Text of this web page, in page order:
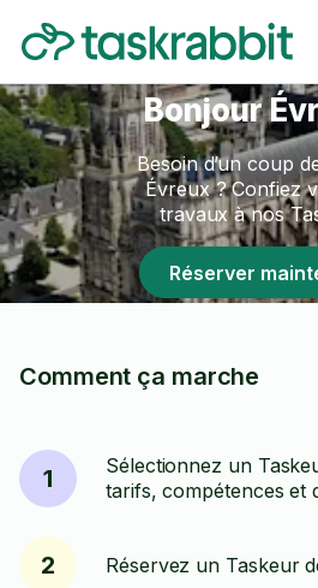
Bonjour
Besoin d’un coup
Évreux ? Confiez
travaux à nos
Réserver
Comment ça marche
1
Sélectionnez un
tarifs, compétences et
2 Réservez un Taskeur